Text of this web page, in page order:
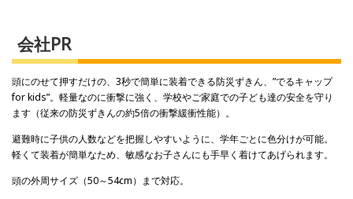
会社PR
頭にのせて押すだけの、3秒で簡単に装着できる防災ずきん、”でるキャップ
for kids”。軽量なのに衝撃に強く、学校やご家庭での子ども達の安全を守り
ます（従来の防災ずきんの約5倍の衝撃緩衝性能）。
避難時に子供の人数などを把握しやすいように、学年ごとに色分けが可能。
軽くて装着が簡単なため、敏感なお子さんにも手早く着けてあげられます。
頭の外周サイズ（50～54cm）まで対応。